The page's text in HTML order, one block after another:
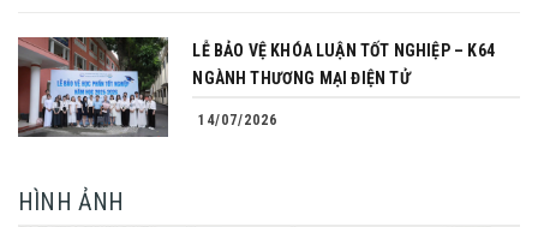
LỄ BẢO VỆ KHÓA LUẬN TỐT NGHIỆP – K64
NGÀNH THƯƠNG MẠI ĐIỆN TỬ
14/07/2026
HÌNH ẢNH